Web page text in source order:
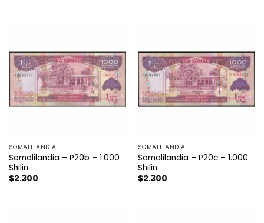
SOMALILANDIA
Somalilandia – P20b – 1.000
Shilin
$2.300
SOMALILANDIA
Somalilandia – P20c – 1.000
Shilin
$2.300